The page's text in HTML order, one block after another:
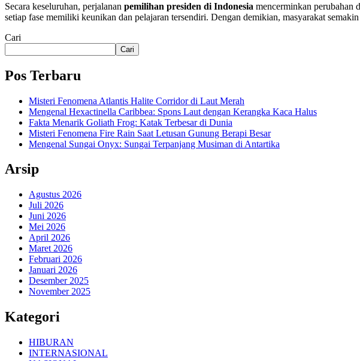
Secara keseluruhan, perjalanan pemilihan presiden di Indonesia mencerminkan perubahan
setiap fase memiliki keunikan dan pelajaran tersendiri. Dengan demikian, masyarakat
Cari
Cari
Pos Terbaru
Misteri Fenomena Atlantis Halite Corridor di Laut Merah
Mengenal Hexactinella Caribbea: Spons Laut dengan Kerangka Kaca Halus
Fakta Menarik Goliath Frog: Katak Terbesar di Dunia
Misteri Fenomena Fire Rain Saat Letusan Gunung Berapi Besar
Mengenal Sungai Onyx: Sungai Terpanjang Musiman di Antartika
Arsip
Agustus 2026
Juli 2026
Juni 2026
Mei 2026
April 2026
Maret 2026
Februari 2026
Januari 2026
Desember 2025
November 2025
Kategori
HIBURAN
INTERNASIONAL